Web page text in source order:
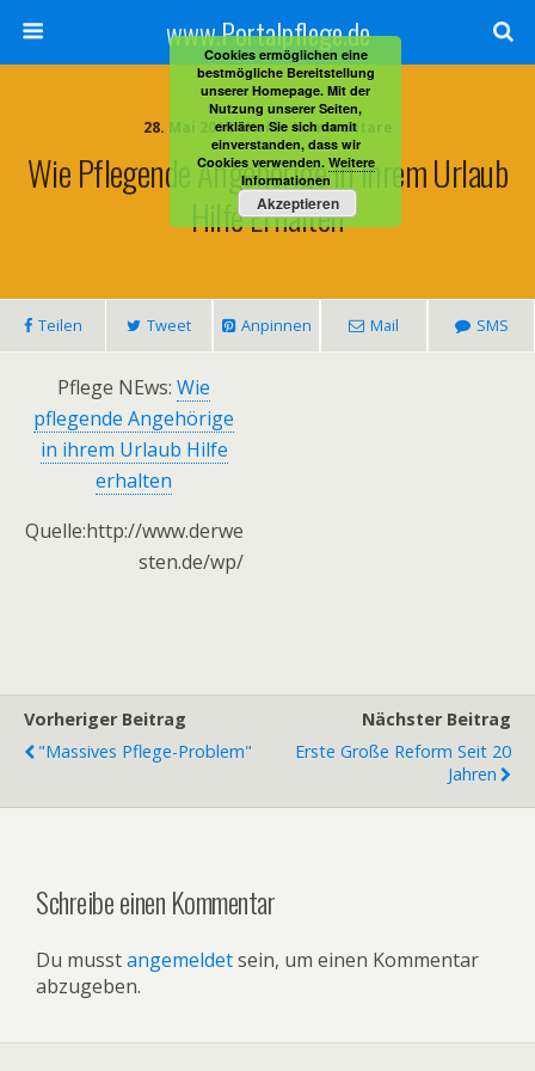
www.Portalpflege.de
28. Mai 2014 • Keine Kommentare
Wie Pflegende Angehörige In Ihrem Urlaub
Hilfe Erhalten
Teilen Tweet Anpinnen Mail SMS
Pflege NEws: Wie
pflegende Angehörige
in ihrem Urlaub Hilfe
erhalten
Quelle:http://www.derwe
sten.de/wp/
Vorheriger Beitrag
"Massives Pflege-Problem"
Nächster Beitrag
Erste Große Reform Seit 20
Jahren
Schreibe einen Kommentar
Du musstangemeldetsein, um einen Kommentar
abzugeben.
Cookies ermöglichen eine
bestmögliche Bereitstellung
unserer Homepage. Mit der
Nutzung unserer Seiten,
erklären Sie sich damit
einverstanden, dass wir
Cookies verwenden. Weitere
Informationen
Akzeptieren